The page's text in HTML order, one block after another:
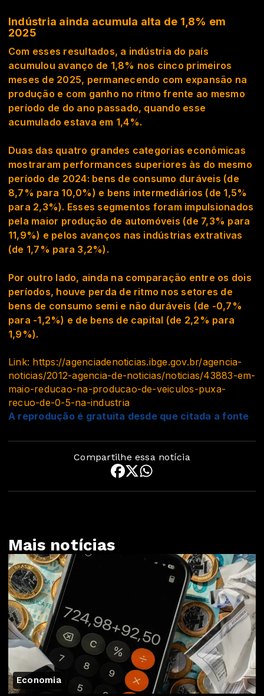
Indústria ainda acumula alta de 1,8% em
2025
Com esses resultados, a indústria do país
acumulou avanço de 1,8% nos cinco primeiros
meses de 2025, permanecendo com expansão na
produção e com ganho no ritmo frente ao mesmo
período de do ano passado, quando esse
acumulado estava em 1,4%.
Duas das quatro grandes categorias econômicas
mostraram performances superiores às do mesmo
período de 2024: bens de consumo duráveis (de
8,7% para 10,0%) e bens intermediários (de 1,5%
para 2,3%). Esses segmentos foram impulsionados
pela maior produção de automóveis (de 7,3% para
11,9%) e pelos avanços nas indústrias extrativas
(de 1,7% para 3,2%).
Por outro lado, ainda na comparação entre os dois
períodos, houve perda de ritmo nos setores de
bens de consumo semi e não duráveis (de -0,7%
para -1,2%) e de bens de capital (de 2,2% para
1,9%).
Link: https://agenciadenoticias.ibge.gov.br/agencia-
noticias/2012-agencia-de-noticias/noticias/43883-em-
maio-reducao-na-producao-de-veiculos-puxa-
recuo-de-0-5-na-industria
A reprodução é gratuita desde que citada a fonte
Compartilhe essa notícia
Mais notícias
Economia